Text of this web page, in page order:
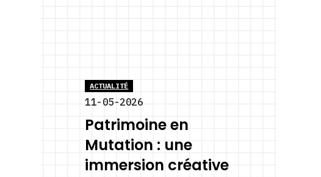
ACTUALITÉ
11-05-2026
Patrimoine en
Mutation : une
immersion créative